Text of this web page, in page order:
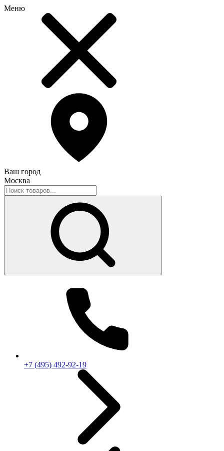
Меню
Ваш город
Москва
+7 (495) 492-92-19